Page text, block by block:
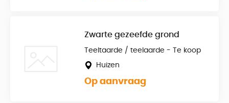
Zwarte gezeefde grond
Teeltaarde / teelaarde - Te koop
Huizen
Op aanvraag